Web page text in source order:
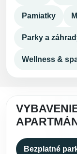
Pamiatky
Parky a
Wellness &
Bezplatné